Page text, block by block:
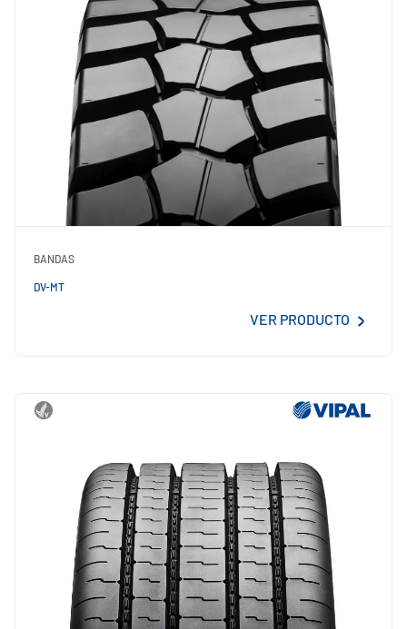
BANDAS
DV-MT
VER PRODUCTO